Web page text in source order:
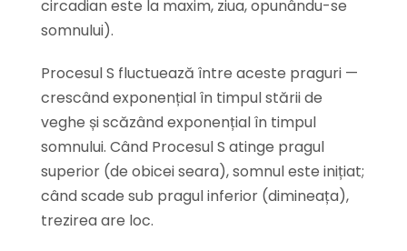
circadian este la maxim, ziua, opunându-se
somnului).
Procesul S fluctuează între aceste praguri —
crescând exponențial în timpul stării de
veghe și scăzând exponențial în timpul
somnului. Când Procesul S atinge pragul
superior (de obicei seara), somnul este inițiat;
când scade sub pragul inferior (dimineața),
trezirea are loc.